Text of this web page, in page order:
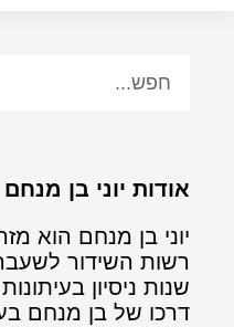
אודות יוני בן מנחם
יוני בן מנחם הוא
רשות השידור
שנות ניסיון
דרכו של בן מנחם